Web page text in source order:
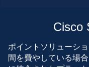
Cisco
ポイントソリューシ
間を費やしている場